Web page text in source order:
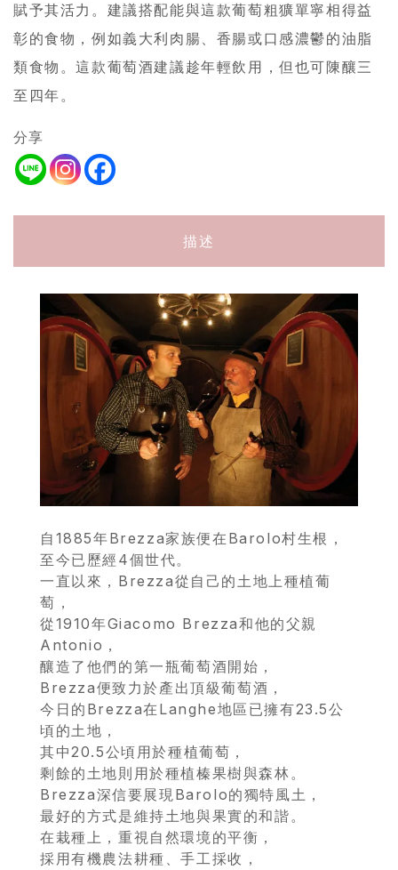
賦予其活力。建議搭配能與這款葡萄粗獷單寧相得益
彰的食物，例如義大利肉腸、香腸或口感濃鬱的油脂
類食物。這款葡萄酒建議趁年輕飲用，但也可陳釀三
至四年。
分享
描述
自1885年Brezza家族便在Barolo村生根，
至今已歷經4個世代。
一直以來，Brezza從自己的土地上種植葡
萄，
從1910年Giacomo Brezza和他的父親
Antonio，
釀造了他們的第一瓶葡萄酒開始，
Brezza便致力於產出頂級葡萄酒，
今日的Brezza在Langhe地區已擁有23.5公
頃的土地，
其中20.5公頃用於種植葡萄，
剩餘的土地則用於種植榛果樹與森林。
Brezza深信要展現Barolo的獨特風土，
最好的方式是維持土地與果實的和諧。
在栽種上，重視自然環境的平衡，
採用有機農法耕種、手工採收，